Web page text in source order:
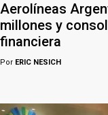
Aerolíneas
millones y
financiera
Por ERIC NESICH